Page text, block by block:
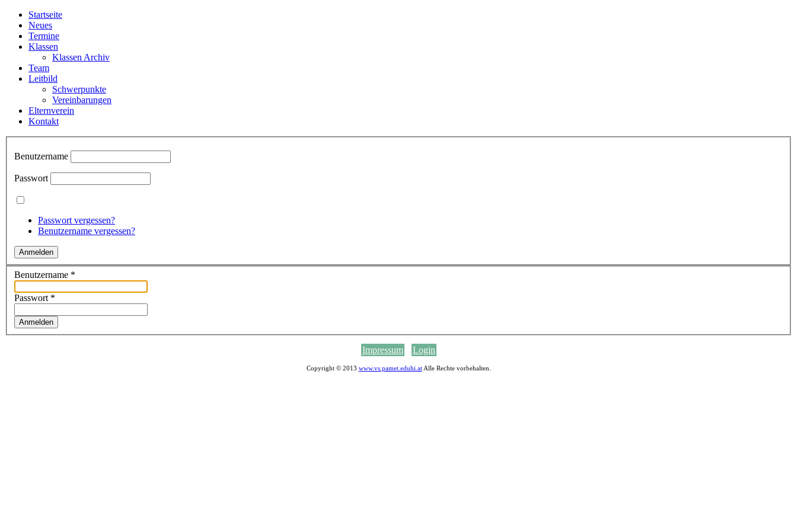
Startseite
Neues
Termine
Klassen
Klassen Archiv
Team
Leitbild
Schwerpunkte
Vereinbarungen
Elternverein
Kontakt
Benutzername
Passwort
Passwort vergessen?
Benutzername vergessen?
Benutzername *
Passwort *
Anmelden
Impressum Login
Copyright © 2013 www.vs.pamet.eduhi.atAlle Rechte vorbehalten.